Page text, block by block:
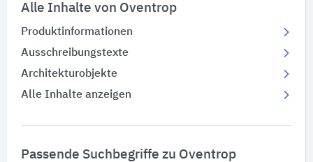
Alle Inhalte von Oventrop
Produktinformationen
Ausschreibungstexte
Architekturobjekte
Alle Inhalte anzeigen
Passende Suchbegriffe zu Oventrop